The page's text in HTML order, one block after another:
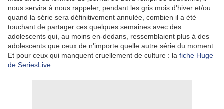
nous servira à nous rappeler, pendant les gris mois d'hiver et/ou
quand la série sera définitivement annulée, combien il a été
touchant de partager ces quelques semaines avec des
adolescents qui, au moins en-dedans, ressemblaient plus à des
adolescents que ceux de n'importe quelle autre série du moment.
Et pour ceux qui manquent cruellement de culture : la fiche Huge
de SeriesLive